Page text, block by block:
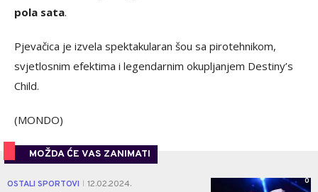
pola sata.
Pjevačica je izvela spektakularan šou sa pirotehnikom,
svjetlosnim efektima i legendarnim okupljanjem Destiny’s
Child.
(MONDO)
MOŽDA ĆE VAS ZANIMATI
OSTALI SPORTOVI 12.02.2024. 0